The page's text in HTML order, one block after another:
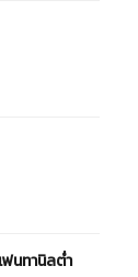
นทานิลต่ำ